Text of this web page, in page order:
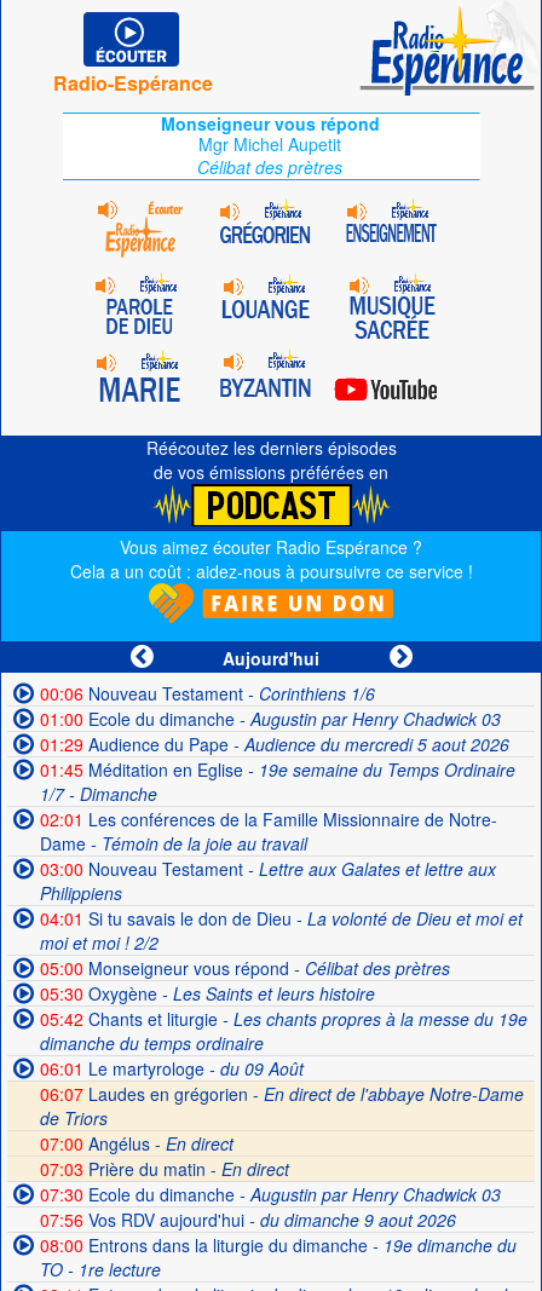
Radio-Espérance
Monseigneur vous répond
Mgr Michel Aupetit
Célibat des prètres
Réécoutez les derniers épisodes
de vos émissions préférées en
Vous aimez écouter Radio Espérance ?
Cela a un coût : aidez-nous à poursuivre ce service !
Aujourd'hui
00:06Nouveau Testament- Corinthiens 1/6
01:00 Ecole du dimanche- Augustin par Henry Chadwick 03
01:29Audience du Pape- Audience du mercredi 5 aout 2026
01:45Méditation en Eglise- 19e semaine du Temps Ordinaire
1/7 - Dimanche
02:01 Les conférences de la Famille Missionnaire de Notre-
Dame- Témoin de la joie au travail
03:00 Nouveau Testament- Lettre aux Galates et lettre aux
Philippiens
04:01 Si tu savais le don de Dieu - La volonté de Dieu et moi et
moi et moi ! 2/2
05:00 Monseigneur vous répond - Célibat des prètres
05:30 Oxygène- Les Saints et leurs histoire
05:42 Chants et liturgie- Les chants propres à la messe du 19e
dimanche du temps ordinaire
06:01 Le martyrologe- du 09 Août
06:07Laudes en grégorien - En direct de l'abbaye Notre-Dame
de Triors
07:00 Angélus - En direct
07:03 Prière du matin - En direct
07:30 Ecole du dimanche- Augustin par Henry Chadwick 03
07:56Vos RDV aujourd'hui- du dimanche 9 aout 2026
08:00 Entrons dans la liturgie du dimanche- 19e dimanche du
TO - 1re lecture